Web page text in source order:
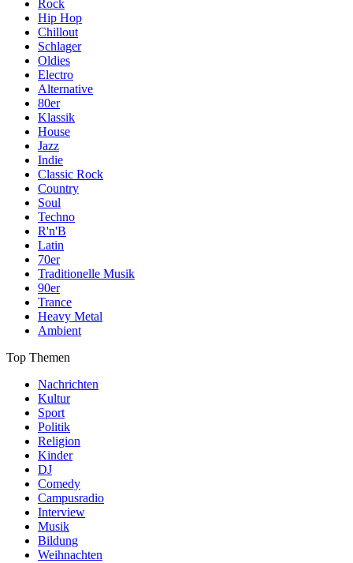
Rock
Hip Hop
Chillout
Schlager
Oldies
Electro
Alternative
80er
Klassik
House
Jazz
Indie
Classic Rock
Country
Soul
Techno
R'n'B
Latin
70er
Traditionelle Musik
90er
Trance
Heavy Metal
Ambient
Top Themen
Nachrichten
Kultur
Sport
Politik
Religion
Kinder
DJ
Comedy
Campusradio
Interview
Musik
Bildung
Weihnachten